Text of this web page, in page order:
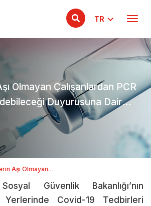
TR
Olmayan Çalışanlardan PCR
Duyurusuna Dair
Aşı Olmayan
Duyurusuna Dair
Güvenlik Bakanlığı’nın
Yerlerinde Covid-19 Tedbirleri